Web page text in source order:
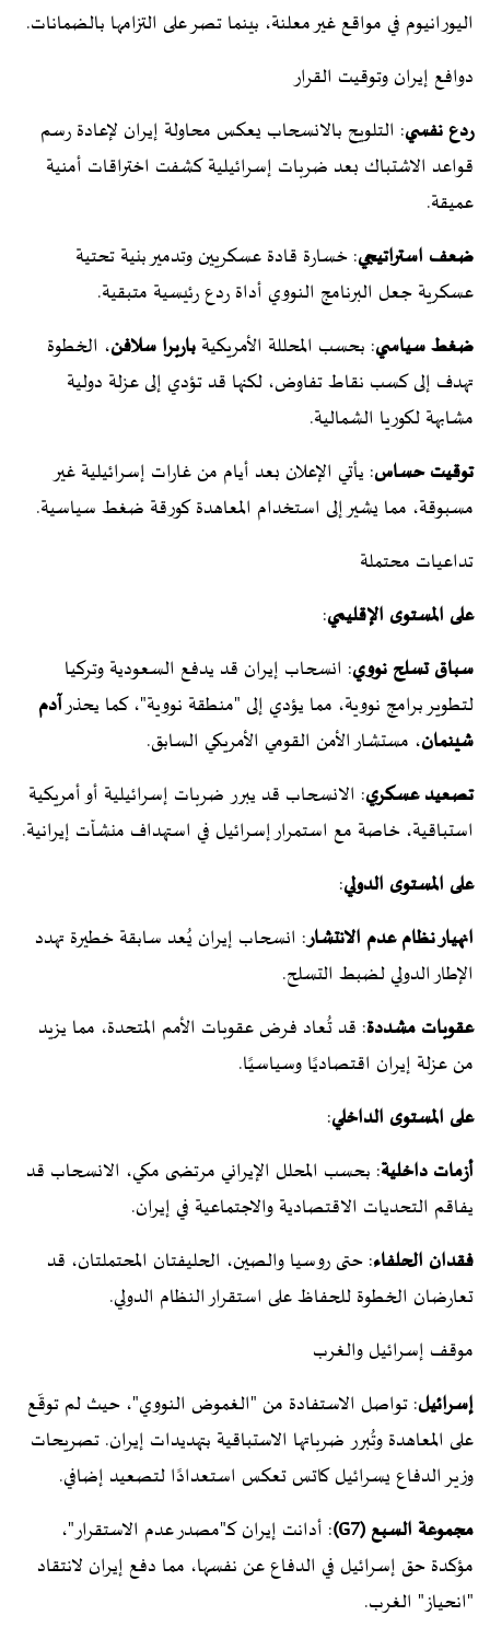
اليورانيوم في مواقع غير معلنة، بينما تصر على التزامها بالضمانات.
دوافع إيران وتوقيت القرار
ردع نفسي: التلويح بالانسحاب يعكس محاولة إيران لإعادة رسم
قواعد الاشتباك بعد ضربات إسرائيلية كشفت اختراقات أمنية
عميقة.
ضعف استراتيجي: خسارة قادة عسكريين وتدمير بنية تحتية
عسكرية جعل البرنامج النووي أداة ردع رئيسية متبقية.
ضغط سياسي: بحسب المحللة الأمريكية باربرا سلافن، الخطوة
تهدف إلى كسب نقاط تفاوض، لكنها قد تؤدي إلى عزلة دولية
مشابهة لكوريا الشمالية.
توقيت حساس: يأتي الإعلان بعد أيام من غارات إسرائيلية غير
مسبوقة، مما يشير إلى استخدام المعاهدة كورقة ضغط سياسية.
تداعيات محتملة
على المستوى الإقليمي:
سباق تسلح نووي: انسحاب إيران قد يدفع السعودية وتركيا
لتطوير برامج نووية، مما يؤدي إلى "منطقة نووية"، كما يحذرآدم
شينمان، مستشار الأمن القومي الأمريكي السابق.
تصعيد عسكري: الانسحاب قد يبرر ضربات إسرائيلية أو أمريكية
استباقية، خاصة مع استمرار إسرائيل في استهداف منشآت إيرانية.
على المستوى الدولي:
انهيار نظام عدم الانتشار: انسحاب إيران يُعد سابقة خطيرة تهدد
الإطار الدولي لضبط التسلح.
عقوبات مشددة: قد تُعاد فرض عقوبات الأمم المتحدة، مما يزيد
من عزلة إيران اقتصاديًا وسياسيًا.
على المستوى الداخلي:
أزمات داخلية: بحسب المحلل الإيراني مرتضى مكي، الانسحاب قد
يفاقم التحديات الاقتصادية والاجتماعية في إيران.
فقدان الحلفاء: حتى روسيا والصين، الحليفتان المحتملتان، قد
تعارضان الخطوة للحفاظ على استقرار النظام الدولي.
موقف إسرائيل والغرب
إسرائيل: تواصل الاستفادة من "الغموض النووي"، حيث لم توقّع
على المعاهدة وتُبرر ضرباتها الاستباقية بتهديدات إيران. تصريحات
وزير الدفاع يسرائيل كاتس تعكس استعدادًا لتصعيد إضافي.
مجموعة السبع (G7)
: أدانت إيران كـ"مصدر عدم الاستقرار"،
مؤكدة حق إسرائيل في الدفاع عن نفسها، مما دفع إيران لانتقاد
"انحياز" الغرب.